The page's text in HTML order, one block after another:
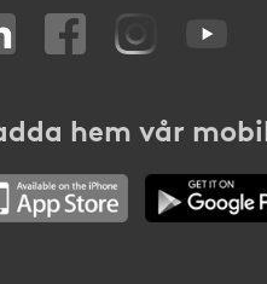
hem vår